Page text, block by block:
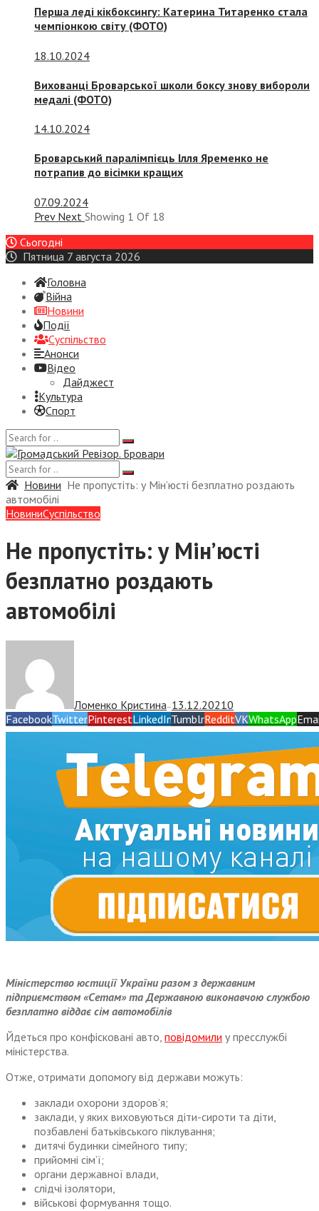
Перша леді кікбоксингу: Катерина Титаренко стала
чемпіонкою світу (ФОТО)
18.10.2024
Вихованці Броварської школи боксу знову вибороли
медалі (ФОТО)
14.10.2024
Броварський паралімпієць Ілля Яременко не
потрапив до вісімки кращих
07.09.2024
Prev Next Showing 1 Of 18
Сьогодні
Пятница 7 августа 2026
Головна
Війна
Новини
Події
Суспiльство
Анонси
Відео
Дайджест
Культура
Спорт
Новини Не пропустіть: у Мін’юсті безплатно роздають
автомобілі
НовиниСуспiльство
Не пропустіть: у Мін’юсті
безплатно роздають
автомобілі
Ломенко Кристина— 13.12.20210
FacebookTwitterPinterestLinkedInTumblrRedditVKWhatsApp
Міністерство юстиції України разом з державним
підприємством «Сетам» та Державною виконавчою службою
безплатно віддає сім автомобілів
Йдеться про конфісковані авто, повідомили у пресслужбі
міністерства.
Отже, отримати допомогу від держави можуть:
заклади охорони здоров’я;
заклади, у яких виховуються діти-сироти та діти,
позбавлені батьківського піклування;
дитячі будинки сімейного типу;
прийомні сім’ї;
органи державної влади,
слідчі ізолятори,
військові формування тощо.